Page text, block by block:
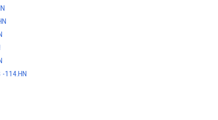
-114.HN